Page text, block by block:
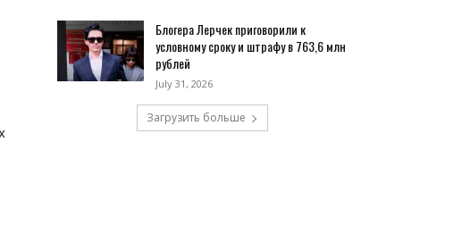
Блогера Лерчек приговорили к
условному сроку и штрафу в 763,6 млн
рублей
July 31, 2026
Загрузить больше